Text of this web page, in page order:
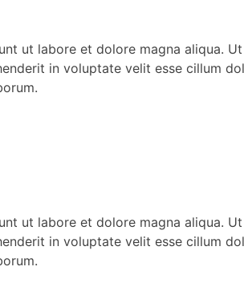
ut labore et dolore magna aliqua.
in voluptate velit esse cillum
ut labore et dolore magna aliqua.
in voluptate velit esse cillum